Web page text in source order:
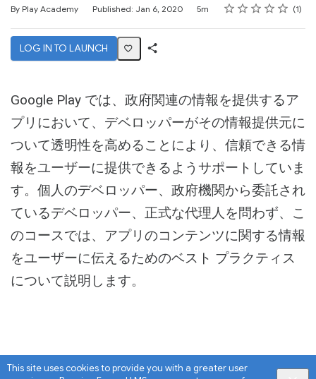
This site uses cookies to provide you with a greater user
By Play Academy Published: Jan 6, 2020
Duration 5m Rating
1 star
2 stars
3 stars
4 stars
5 stars
Average rating: 5.0 1
1 review
LOG IN TO LAUNCH
Google Play では、政府関連の情報を提供するア
プリにおいて、デベロッパーがその情報提供元に
ついて透明性を高めることにより、信頼できる情
報をユーザーに提供できるようサポートしていま
す。個人のデベロッパー、政府機関から委託され
ているデベロッパー、正式な代理人を問わず、こ
のコースでは、アプリのコンテンツに関する情報
をユーザーに伝えるためのベスト プラクティス
について説明します。